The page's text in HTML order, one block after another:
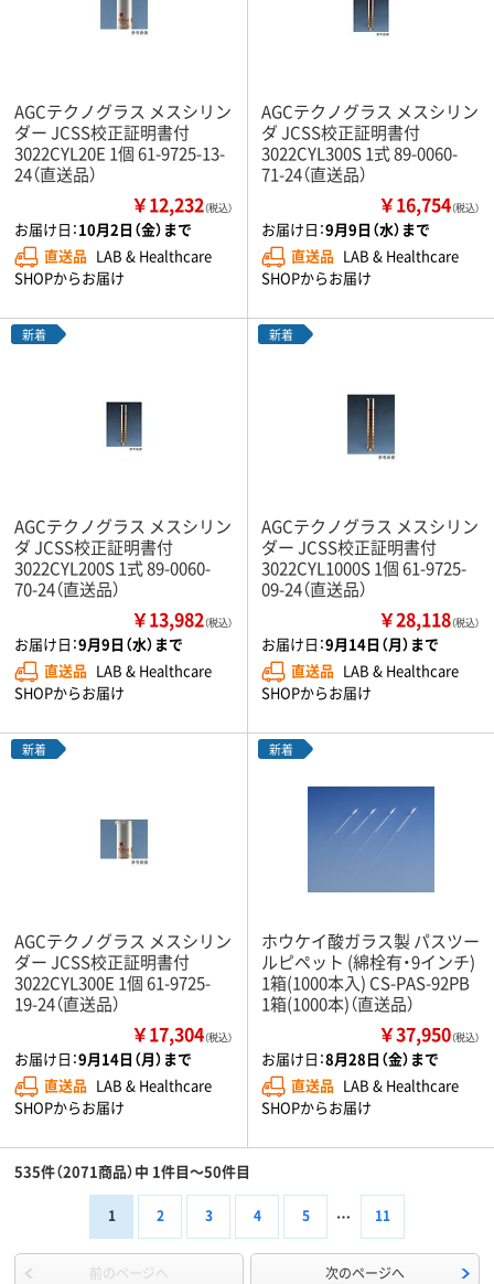
AGCテクノグラス メスシリン
ダー JCSS校正証明書付
3022CYL20E 1個 61-9725-13-
24（直送品）
￥12,232（税込）
お届け日：10月2日（金）まで
直送品 LAB & Healthcare
SHOPからお届け
AGCテクノグラス メスシリン
ダ JCSS校正証明書付
3022CYL300S 1式 89-0060-
71-24（直送品）
￥16,754（税込）
お届け日：9月9日（水）まで
直送品 LAB & Healthcare
SHOPからお届け
新着
AGCテクノグラス メスシリン
ダ JCSS校正証明書付
3022CYL200S 1式 89-0060-
70-24（直送品）
￥13,982（税込）
お届け日：9月9日（水）まで
直送品 LAB & Healthcare
SHOPからお届け
新着
AGCテクノグラス メスシリン
ダー JCSS校正証明書付
3022CYL1000S 1個 61-9725-
09-24（直送品）
￥28,118（税込）
お届け日：9月14日（月）まで
直送品 LAB & Healthcare
SHOPからお届け
新着
AGCテクノグラス メスシリン
ダー JCSS校正証明書付
3022CYL300E 1個 61-9725-
19-24（直送品）
￥17,304（税込）
お届け日：9月14日（月）まで
直送品 LAB & Healthcare
SHOPからお届け
新着
ホウケイ酸ガラス製 パスツー
ルピペット (綿栓有・9インチ)
1箱(1000本入) CS-PAS-92PB
1箱(1000本)（直送品）
￥37,950（税込）
お届け日：8月28日（金）まで
直送品 LAB & Healthcare
SHOPからお届け
535件（2071商品）中 1件目～50件目
1 2 3 4 5 11
前のページへ 次のページへ